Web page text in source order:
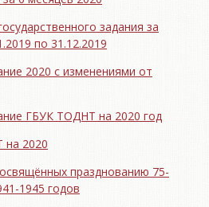
задания за
по 31.12.2019
2020 с изменениями от
ГБУК ТОДНТ на 2020 год
2020
празднованию 75-
1945 годов